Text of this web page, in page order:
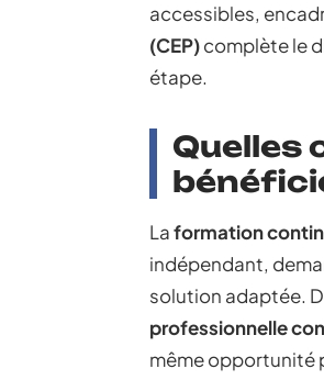
accessibles,
(CEP)complète le
étape.
Quelles
Laformation
indépendant,
solution adaptée.
professionnelle
même opportunité